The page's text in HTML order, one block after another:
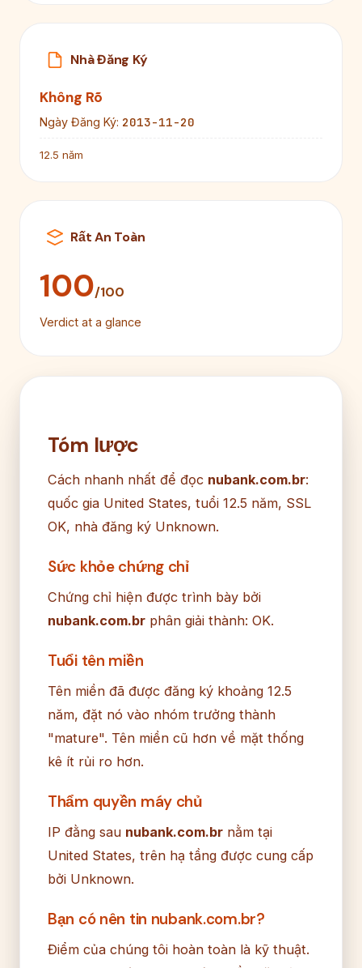
Nhà Đăng Ký
Không Rõ
Ngày Đăng Ký: 2013-11-20
12.5 năm
Rất An Toàn
100/100
Verdict at a glance
Tóm lược
Cách nhanh nhất để đọc nubank.com.br:
quốc gia United States, tuổi 12.5 năm, SSL
OK, nhà đăng ký Unknown.
Sức khỏe chứng chỉ
Chứng chỉ hiện được trình bày bởi
nubank.com.br phân giải thành: OK.
Tuổi tên miền
Tên miền đã được đăng ký khoảng 12.5
năm, đặt nó vào nhóm trưởng thành
"mature". Tên miền cũ hơn về mặt thống
kê ít rủi ro hơn.
Thẩm quyền máy chủ
IP đằng sau nubank.com.br nằm tại
United States, trên hạ tầng được cung cấp
bởi Unknown.
Bạn có nên tin nubank.com.br?
Điểm của chúng tôi hoàn toàn là kỹ thuật.